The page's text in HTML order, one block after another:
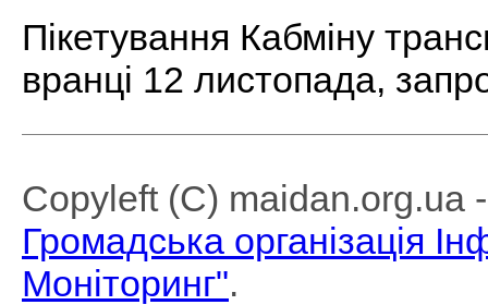
Пікетування Кабміну
вранці 12 листопада,
Copyleft (C) maidan.org.ua
Громадська організація
Моніторинг".